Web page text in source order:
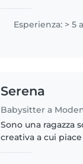
divertente, con 5
esperienza con
le età. Ho una
Esperienza: > 5
Serena
Babysitter a
Sono una ragazza
creativa a cui